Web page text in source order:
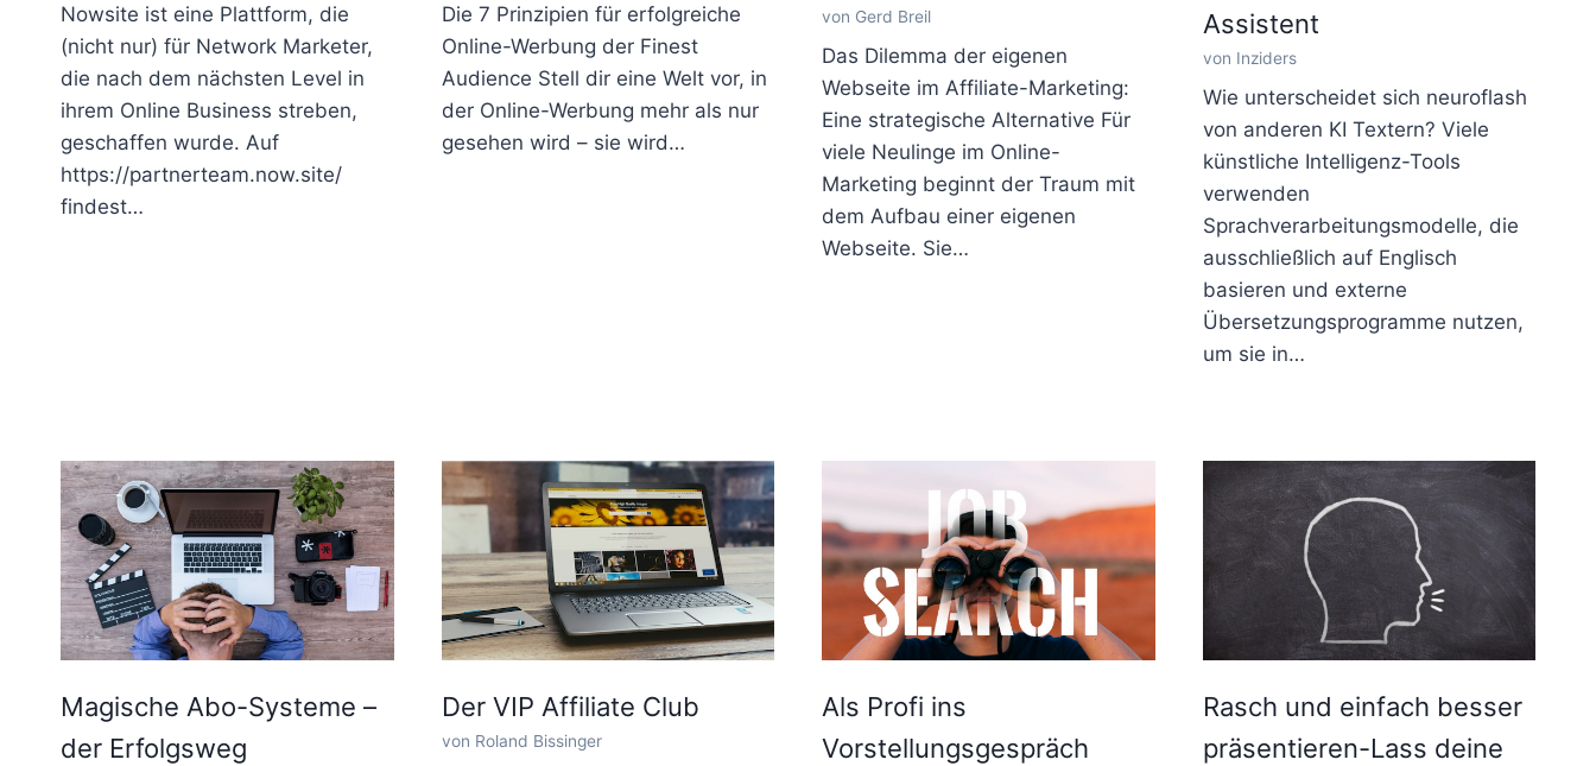
Nowsite ist eine Plattform, die
(nicht nur) für Network Marketer,
die nach dem nächsten Level in
ihrem Online Business streben,
geschaffen wurde. Auf
https://partnerteam.now.site/
findest…
Die 7 Prinzipien für erfolgreiche
Online-Werbung der Finest
Audience Stell dir eine Welt vor, in
der Online-Werbung mehr als nur
gesehen wird – sie wird…
von Gerd Breil
Das Dilemma der eigenen
Webseite im Affiliate-Marketing:
Eine strategische Alternative Für
viele Neulinge im Online-
Marketing beginnt der Traum mit
dem Aufbau einer eigenen
Webseite. Sie…
Assistent
von Inziders
Wie unterscheidet sich neuroflash
von anderen KI Textern? Viele
künstliche Intelligenz-Tools
verwenden
Sprachverarbeitungsmodelle, die
ausschließlich auf Englisch
basieren und externe
Übersetzungsprogramme nutzen,
um sie in…
Magische Abo-Systeme –
der Erfolgsweg
Der VIP Affiliate Club
von Roland Bissinger
Als Profi ins
Vorstellungsgespräch
Rasch und einfach besser
präsentieren-Lass deine